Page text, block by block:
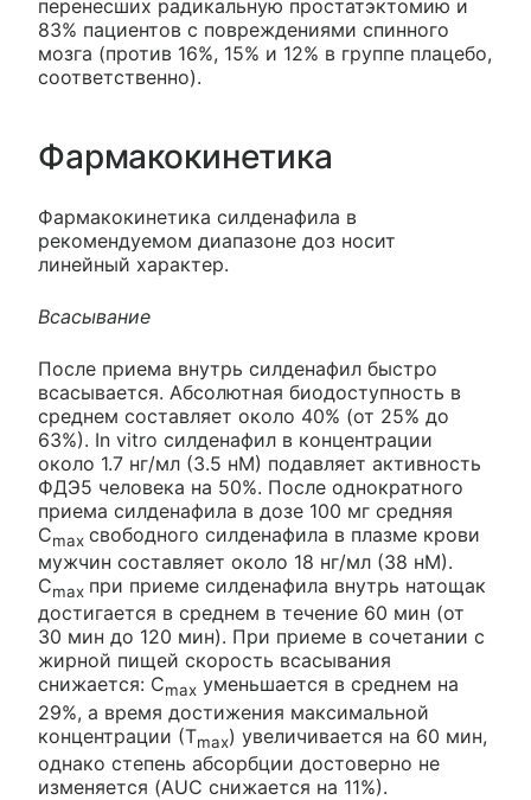
перенесших радикальную простатэктомию и
83% пациентов с повреждениями спинного
мозга (против 16%, 15% и 12% в группе плацебо,
соответственно).
Фармакокинетика
Фармакокинетика силденафила в
рекомендуемом диапазоне доз носит
линейный характер.
Всасывание
После приема внутрь силденафил быстро
всасывается. Абсолютная биодоступность в
среднем составляет около 40% (от 25% до
63%). In vitro силденафил в концентрации
около 1.7 нг/мл (3.5 нМ) подавляет активность
ФДЭ5 человека на 50%. После однократного
приема силденафила в дозе 100 мг средняя
Cmax свободного силденафила в плазме крови
мужчин составляет около 18 нг/мл (38 нМ).
Cmax при приеме силденафила внутрь натощак
достигается в среднем в течение 60 мин (от
30 мин до 120 мин). При приеме в сочетании с
жирной пищей скорость всасывания
снижается: Cmax уменьшается в среднем на
29%, а время достижения максимальной
концентрации (Тmax) увеличивается на 60 мин,
однако степень абсорбции достоверно не
изменяется (AUC снижается на 11%).